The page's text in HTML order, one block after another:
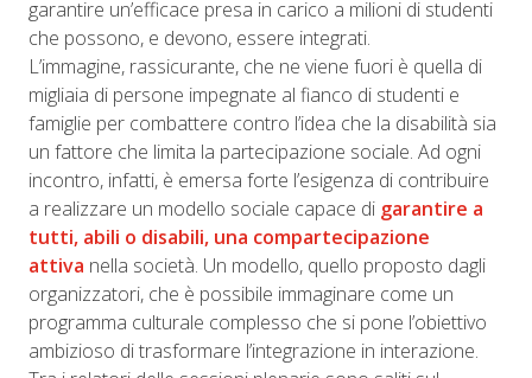
garantire un’efficace presa in carico a milioni di studenti
che possono, e devono, essere integrati.
L’immagine, rassicurante, che ne viene fuori è quella di
migliaia di persone impegnate al fianco di studenti e
famiglie per combattere contro l’idea che la disabilità sia
un fattore che limita la partecipazione sociale. Ad ogni
incontro, infatti, è emersa forte l’esigenza di contribuire
a realizzare un modello sociale capace di garantire a
tutti, abili o disabili, una compartecipazione
attiva nella società. Un modello, quello proposto dagli
organizzatori, che è possibile immaginare come un
programma culturale complesso che si pone l’obiettivo
ambizioso di trasformare l’integrazione in interazione.